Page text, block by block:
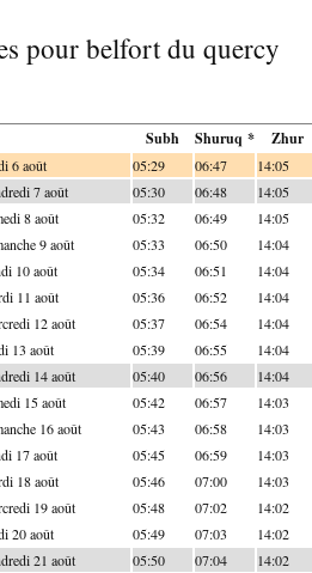
pour belfort du quercy
Subh Shuruq * Zhur
6 août 05:29 06:47 14:05
7 août 05:30 06:48 14:05
8 août 05:32 06:49 14:05
9 août 05:33 06:50 14:04
10 août 05:34 06:51 14:04
11 août 05:36 06:52 14:04
12 août 05:37 06:54 14:04
13 août 05:39 06:55 14:04
14 août 05:40 06:56 14:04
15 août 05:42 06:57 14:03
16 août 05:43 06:58 14:03
17 août 05:45 06:59 14:03
18 août 05:46 07:00 14:03
19 août 05:48 07:02 14:02
20 août 05:49 07:03 14:02
21 août 05:50 07:04 14:02